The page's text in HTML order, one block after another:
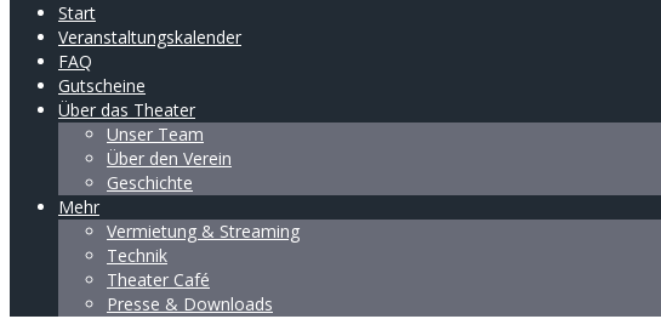
Start
Veranstaltungskalender
FAQ
Gutscheine
Über das Theater
Unser Team
Über den Verein
Geschichte
Mehr
Vermietung & Streaming
Technik
Theater Café
Presse & Downloads